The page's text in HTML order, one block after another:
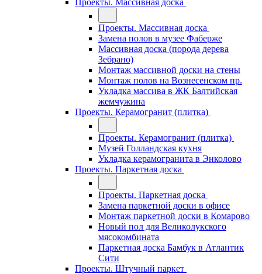
Проекты. Массивная доска
Проекты. Массивная доска
Замена полов в музее Фаберже
Массивная доска (порода дерева
Зебрано)
Монтаж массивной доски на стены
Монтаж полов на Вознесенском пр.
Укладка массива в ЖК Балтийская
жемчужина
Проекты. Керамогранит (плитка)
Проекты. Керамогранит (плитка)
Музей Голландская кухня
Укладка керамогранита в Энколово
Проекты. Паркетная доска
Проекты. Паркетная доска
Замена паркетной доски в офисе
Монтаж паркетной доски в Комарово
Новый пол для Великолукского
мясокомбината
Паркетная доска Бамбук в Атлантик
Сити
Проекты. Штучный паркет